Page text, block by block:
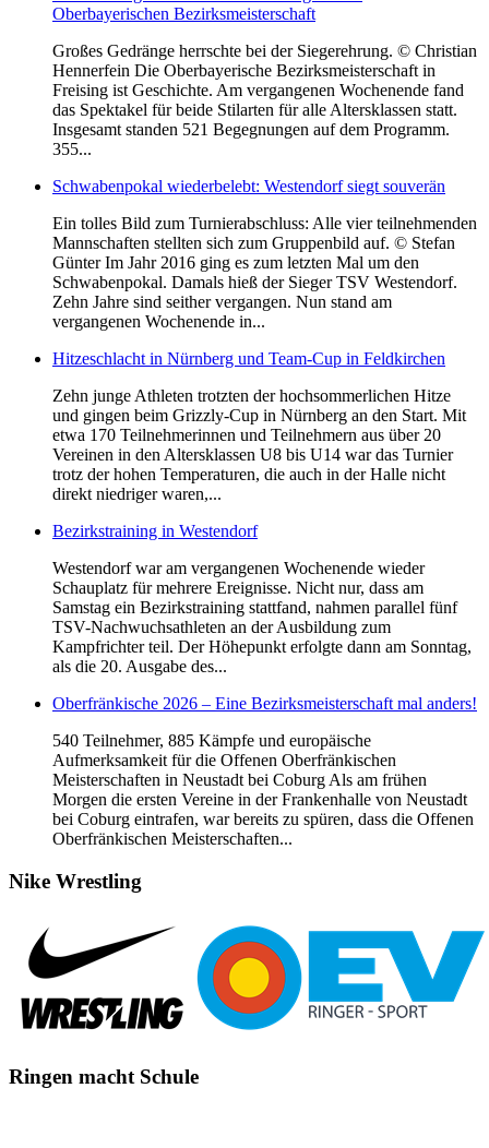
Oberbayerischen Bezirksmeisterschaft
Großes Gedränge herrschte bei der Siegerehrung. © Christian
Hennerfein Die Oberbayerische Bezirksmeisterschaft in
Freising ist Geschichte. Am vergangenen Wochenende fand
das Spektakel für beide Stilarten für alle Altersklassen statt.
Insgesamt standen 521 Begegnungen auf dem Programm.
355...
Schwabenpokal wiederbelebt: Westendorf siegt souverän
Ein tolles Bild zum Turnierabschluss: Alle vier teilnehmenden
Mannschaften stellten sich zum Gruppenbild auf. © Stefan
Günter Im Jahr 2016 ging es zum letzten Mal um den
Schwabenpokal. Damals hieß der Sieger TSV Westendorf.
Zehn Jahre sind seither vergangen. Nun stand am
vergangenen Wochenende in...
Hitzeschlacht in Nürnberg und Team-Cup in Feldkirchen
Zehn junge Athleten trotzten der hochsommerlichen Hitze
und gingen beim Grizzly-Cup in Nürnberg an den Start. Mit
etwa 170 Teilnehmerinnen und Teilnehmern aus über 20
Vereinen in den Altersklassen U8 bis U14 war das Turnier
trotz der hohen Temperaturen, die auch in der Halle nicht
direkt niedriger waren,...
Bezirkstraining in Westendorf
Westendorf war am vergangenen Wochenende wieder
Schauplatz für mehrere Ereignisse. Nicht nur, dass am
Samstag ein Bezirkstraining stattfand, nahmen parallel fünf
TSV-Nachwuchsathleten an der Ausbildung zum
Kampfrichter teil. Der Höhepunkt erfolgte dann am Sonntag,
als die 20. Ausgabe des...
Oberfränkische 2026 – Eine Bezirksmeisterschaft mal anders!
540 Teilnehmer, 885 Kämpfe und europäische
Aufmerksamkeit für die Offenen Oberfränkischen
Meisterschaften in Neustadt bei Coburg Als am frühen
Morgen die ersten Vereine in der Frankenhalle von Neustadt
bei Coburg eintrafen, war bereits zu spüren, dass die Offenen
Oberfränkischen Meisterschaften...
Nike Wrestling
Ringen macht Schule